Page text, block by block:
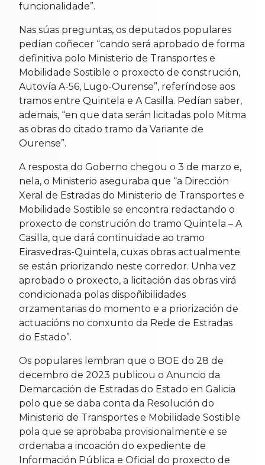
funcionalidade”.
Nas súas preguntas, os deputados populares
pedían coñecer “cando será aprobado de forma
definitiva polo Ministerio de Transportes e
Mobilidade Sostible o proxecto de construción,
Autovía A-56, Lugo-Ourense”, referíndose aos
tramos entre Quintela e A Casilla. Pedían saber,
ademais, “en que data serán licitadas polo Mitma
as obras do citado tramo da Variante de
Ourense”.
A resposta do Goberno chegou o 3 de marzo e,
nela, o Ministerio aseguraba que “a Dirección
Xeral de Estradas do Ministerio de Transportes e
Mobilidade Sostible se encontra redactando o
proxecto de construción do tramo Quintela – A
Casilla, que dará continuidade ao tramo
Eirasvedras-Quintela, cuxas obras actualmente
se están priorizando neste corredor. Unha vez
aprobado o proxecto, a licitación das obras virá
condicionada polas dispoñibilidades
orzamentarias do momento e a priorización de
actuacións no conxunto da Rede de Estradas
do Estado”.
Os populares lembran que o BOE do 28 de
decembro de 2023 publicou o Anuncio da
Demarcación de Estradas do Estado en Galicia
polo que se daba conta da Resolución do
Ministerio de Transportes e Mobilidade Sostible
pola que se aprobaba provisionalmente e se
ordenaba a incoación do expediente de
Información Pública e Oficial do proxecto de